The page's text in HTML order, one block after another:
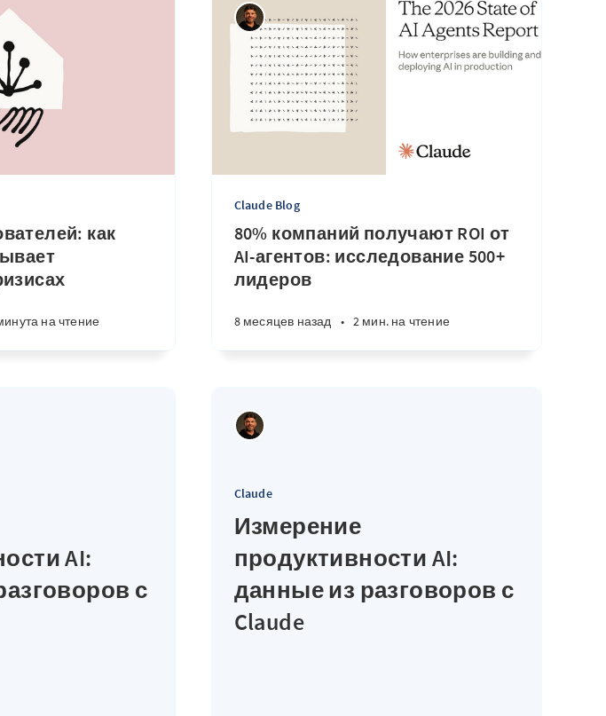
как
на чтение
Claude Blog
80% компаний получают ROI от
AI-агентов: исследование 500+
лидеров
8 месяцев назад • 2 мин. на чтение
AI:
с
Claude
Измерение
продуктивности AI:
данные из разговоров с
Claude